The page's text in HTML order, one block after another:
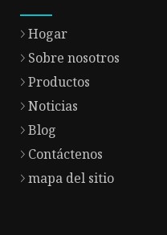
Hogar
Sobre nosotros
Productos
Noticias
Blog
Contáctenos
mapa del sitio